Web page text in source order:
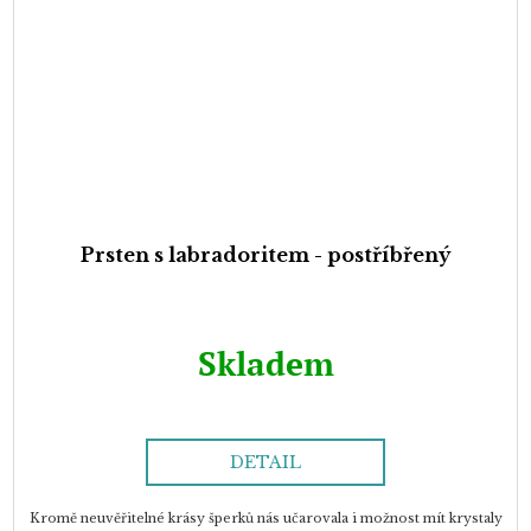
Prsten s labradoritem - postříbřený
Skladem
DETAIL
Kromě neuvěřitelné krásy šperků nás učarovala i možnost mít krystaly